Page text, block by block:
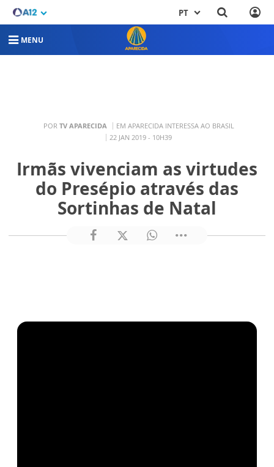
PT
MENU
POR TV APARECIDA
EM APARECIDA INTERESSA AO BRASIL
22 JAN 2019 - 10H39
Irmãs vivenciam as virtudes
do Presépio através das
Sortinhas de Natal